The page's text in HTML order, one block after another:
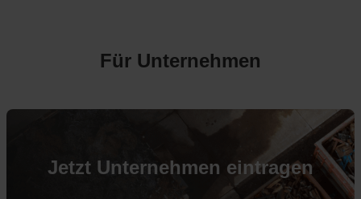
Für Unternehmen
Jetzt Unternehmen eintragen